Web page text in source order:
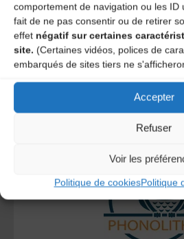
comportement de navigation ou les ID
fait de ne pas consentir ou de retirer
effet négatif sur certaines
site. (Certaines vidéos, polices de
embarqués de sites tiers ne
Accepter
Refuser
Voir les
Politique de cookiesPolitique
A DECOUVRIR :